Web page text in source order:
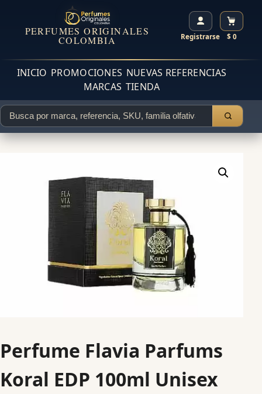
PERFUMES ORIGINALES
COLOMBIA Registrarse $ 0
INICIO PROMOCIONES NUEVAS REFERENCIAS
MARCAS TIENDA
Perfume Flavia Parfums
Koral EDP 100ml Unisex